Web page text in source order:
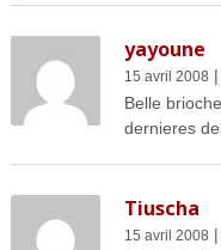
yayoune
15 avril 2008 |
Belle
dernieres
Tiuscha
15 avril 2008 |